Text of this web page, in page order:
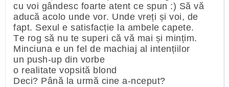
cu voi gândesc foarte atent ce spun :) Să vă
aducă acolo unde vor. Unde vreți și voi, de
fapt. Sexul e satisfacție la ambele capete.
Te rog să nu te superi că vă mai și mințim.
Minciuna e un fel de machiaj al intențiilor
un push-up din vorbe
o realitate vopsită blond
Deci? Până la urmă cine a-nceput?